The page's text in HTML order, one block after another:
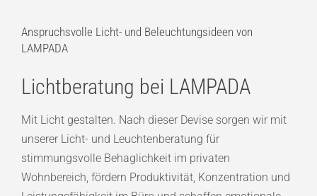
Anspruchsvolle Licht- und Beleuchtungsideen von
LAMPADA
Lichtberatung bei LAMPADA
Mit Licht gestalten. Nach dieser Devise sorgen wir mit
unserer Licht- und Leuchtenberatung für
stimmungsvolle Behaglichkeit im privaten
Wohnbereich, fördern Produktivität, Konzentration und